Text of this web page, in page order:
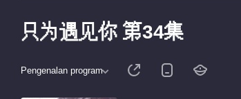
只为遇见你 第34集
Pengenalan program